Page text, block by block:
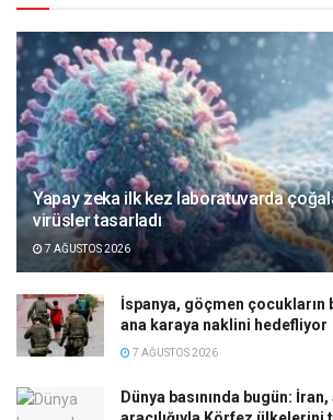
Yapay zeka ilk kez laboratuvarda
virüsler tasarladı
7 AĞUSTOS 2026
İspanya, göçmen
ana karaya naklini hedefliyor
7 AĞUSTOS 2026
Dünya basınında bugün: